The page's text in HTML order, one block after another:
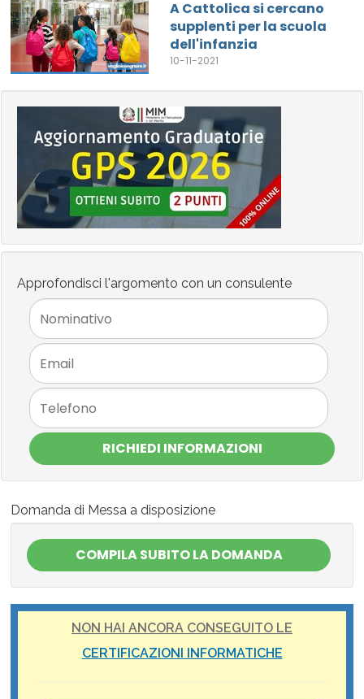
A Cattolica si cercano
supplenti per la scuola
dell'infanzia
10-11-2021
Approfondisci l'argomento con un consulente
RICHIEDI INFORMAZIONI
Domanda di Messa a disposizione
NON HAI ANCORA CONSEGUITO LE
CERTIFICAZIONI INFORMATICHE